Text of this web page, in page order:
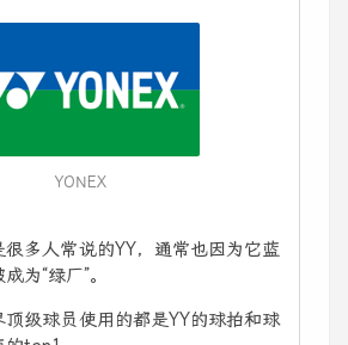
YONEX
很多人常说的YY，通常也因为它蓝
为“绿厂”。
顶级球员使用的都是YY的球拍和球